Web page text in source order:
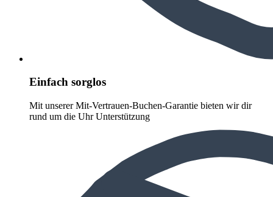
Einfach sorglos
Mit unserer Mit-Vertrauen-Buchen-Garantie bieten wir dir
rund um die Uhr Unterstützung